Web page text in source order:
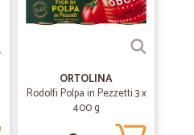
ORTOLINA
Rodolfi Polpa in Pezzetti 3 x
400 g